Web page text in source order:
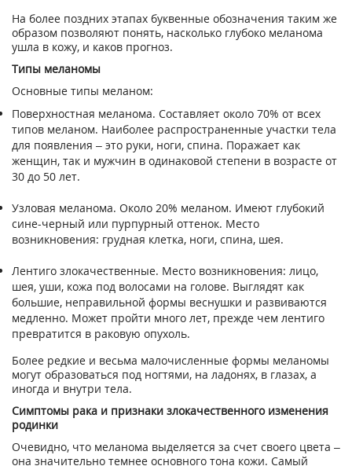
На более поздних этапах буквенные обозначения таким же
образом позволяют понять, насколько глубоко меланома
ушла в кожу, и каков прогноз.
Типы меланомы
Основные типы меланом:
Поверхностная меланома. Составляет около 70% от всех
типов меланом. Наиболее распространенные участки тела
для появления – это руки, ноги, спина. Поражает как
женщин, так и мужчин в одинаковой степени в возрасте от
30 до 50 лет.
Узловая меланома. Около 20% меланом. Имеют глубокий
сине-черный или пурпурный оттенок. Место
возникновения: грудная клетка, ноги, спина, шея.
Лентиго злокачественные. Место возникновения: лицо,
шея, уши, кожа под волосами на голове. Выглядят как
большие, неправильной формы веснушки и развиваются
медленно. Может пройти много лет, прежде чем лентиго
превратится в раковую опухоль.
Более редкие и весьма малочисленные формы меланомы
могут образоваться под ногтями, на ладонях, в глазах, а
иногда и внутри тела.
Симптомы рака и признаки злокачественного изменения
родинки
Очевидно, что меланома выделяется за счет своего цвета –
она значительно темнее основного тона кожи. Самый